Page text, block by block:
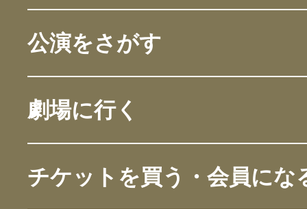
公演をさがす
劇場に行く
チケットを買う・会員にな